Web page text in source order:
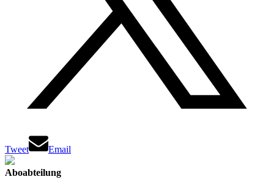
Tweet Email
Aboabteilung